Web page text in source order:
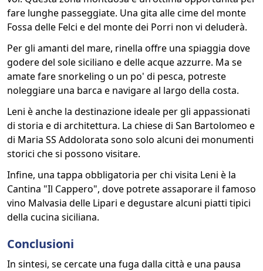
fare lunghe passeggiate. Una gita alle cime del monte
Fossa delle Felci e del monte dei Porri non vi deluderà.
Per gli amanti del mare, rinella offre una spiaggia dove
godere del sole siciliano e delle acque azzurre. Ma se
amate fare snorkeling o un po' di pesca, potreste
noleggiare una barca e navigare al largo della costa.
Leni è anche la destinazione ideale per gli appassionati
di storia e di architettura. La chiese di San Bartolomeo e
di Maria SS Addolorata sono solo alcuni dei monumenti
storici che si possono visitare.
Infine, una tappa obbligatoria per chi visita Leni è la
Cantina "Il Cappero", dove potrete assaporare il famoso
vino Malvasia delle Lipari e degustare alcuni piatti tipici
della cucina siciliana.
Conclusioni
In sintesi, se cercate una fuga dalla città e una pausa